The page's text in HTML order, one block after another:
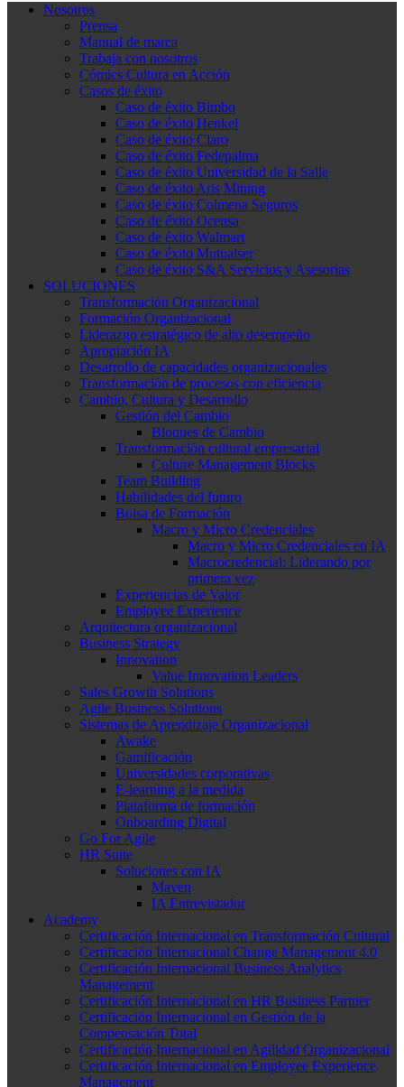
Nosotros
Prensa
Manual de marca
Trabaja con nosotros
Cómics Cultura en Acción
Casos de éxito
Caso de éxito Bimbo
Caso de éxito Henkel
Caso de éxito Claro
Caso de éxito Fedepalma
Caso de éxito Universidad de la Salle
Caso de éxito Aris Mining
Caso de éxito Colmena Seguros
Caso de éxito Ocensa
Caso de éxito Walmart
Caso de éxito Mutualser
Caso de éxito S&A Servicios y Asesorias
SOLUCIONES
Transformación Organizacional
Formación Organizacional
Liderazgo estratégico de alto desempeño
Apropiación IA
Desarrollo de capacidades organizacionales
Transformación de procesos con eficiencia
Cambio, Cultura y Desarrollo
Gestión del Cambio
Bloques de Cambio
Transformación cultural empresarial
Culture Management Blocks
Team Building
Habilidades del futuro
Bolsa de Formación
Macro y Micro Credenciales
Macro y Micro Credenciales en IA
Macrocredencial: Liderando por
primera vez
Experiencias de Valor
Employee Experience
Arquitectura organizacional
Business Strategy
Innovation
Value Innovation Leaders
Sales Growth Solutions
Agile Business Solutions
Sistemas de Aprendizaje Organizacional
Awake
Gamificación
Universidades corporativas
E-learning a la medida
Plataforma de formación
Onboarding Digital
Go For Agile
HR Suite
Soluciones con IA
Maven
IA Entrevistador
Academy
Certificación Internacional en Transformación Cultural
Certificación Internacional Change Management 4.0
Certificación Internacional Business Analytics
Management
Certificación Internacional en HR Business Partner
Certificación Internacional en Gestión de la
Compensación Total
Certificación Internacional en Agilidad Organizacional
Certificación Internacional en Employee Experience
Management